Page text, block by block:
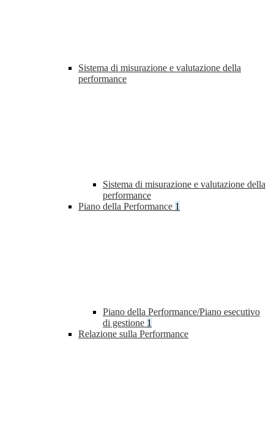
Sistema di misurazione e valutazione della
performance
Sistema di misurazione e valutazione della
performance
Piano della Performance 1
Piano della Performance/Piano esecutivo
di gestione 1
Relazione sulla Performance